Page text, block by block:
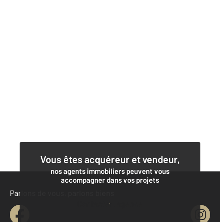
Vous êtes acquéreur et vendeur,
nos agents immobiliers peuvent vous
accompagner dans vos projets
Contacter l'agence
Parlons de vous, parlons biens